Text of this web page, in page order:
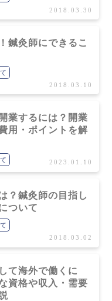
2018.03.30
鍼灸師にできるこ
2018.03.10
業するには？開業
用・ポイントを解
2023.01.10
？鍼灸師の目指し
ついて
2018.03.02
て海外で働くに
資格や収入・需要